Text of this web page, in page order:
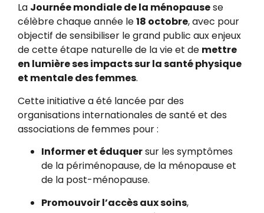
La Journée mondiale de la ménopausese
célèbre chaque année le18 octobre, avec pour
objectif de sensibiliser le grand public aux enjeux
de cette étape naturelle de la vie et de mettre
en lumière ses impacts sur la santé physique
et mentale des femmes.
Cette initiative a été lancée par des
organisations internationales de santé et des
associations de femmes pour :
Informer et éduquersur les symptômes
de la périménopause, de la ménopause et
de la post-ménopause.
Promouvoir l’accès aux soins,